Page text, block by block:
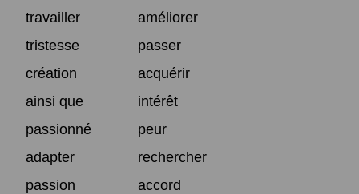
travailler
améliorer
tristesse
passer
création
acquérir
ainsi que
intérêt
passionné
peur
adapter
rechercher
passion
accord